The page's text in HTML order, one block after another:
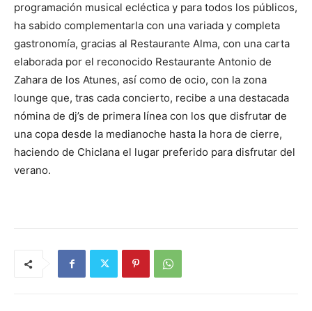
programación musical ecléctica y para todos los públicos,
ha sabido complementarla con una variada y completa
gastronomía, gracias al Restaurante Alma, con una carta
elaborada por el reconocido Restaurante Antonio de
Zahara de los Atunes, así como de ocio, con la zona
lounge que, tras cada concierto, recibe a una destacada
nómina de dj’s de primera línea con los que disfrutar de
una copa desde la medianoche hasta la hora de cierre,
haciendo de Chiclana el lugar preferido para disfrutar del
verano.